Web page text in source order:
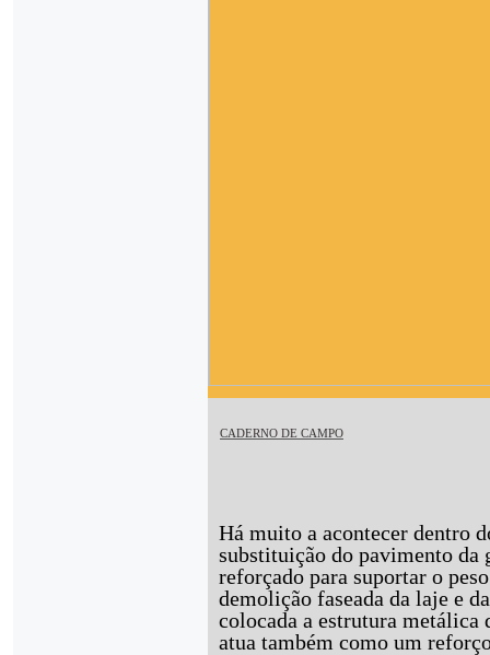
CADERNO DE CAMPO
Há muito a acontecer dentro
substituição do pavimento da
reforçado para suportar o
demolição faseada da laje e
colocada a estrutura metálica
atua também como um